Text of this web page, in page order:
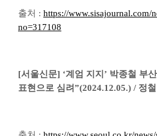
출처 : https://www.sisajournal.com/
no=317108
[서울신문] ‘계엄 지지’ 박종철 부
표현으로 심려”(2024.12.05.) / 정